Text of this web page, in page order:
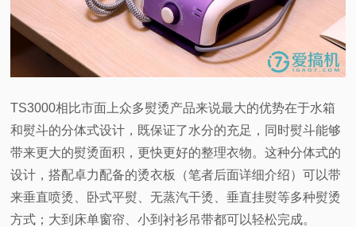
TS3000相比市面上众多熨烫产品来说最大的优势在于水箱
和熨斗的分体式设计，既保证了水分的充足，同时熨斗能够
带来更大的熨烫面积，更快更好的整理衣物。这种分体式的
设计，搭配卓力配备的烫衣板（笔者后面详细介绍）可以带
来垂直喷烫、卧式平熨、无蒸汽干烫、垂直挂熨等多种熨烫
方式；大到床单窗帘、小到衬衫吊带都可以轻松完成。